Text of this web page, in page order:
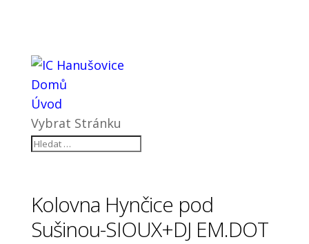
Domů
Úvod
Vybrat Stránku
Kolovna Hynčice pod
Sušinou-SIOUX+DJ EM.DOT